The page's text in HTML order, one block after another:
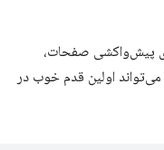
پیش‌واکشی صفحات،
اولین قدم خوب در